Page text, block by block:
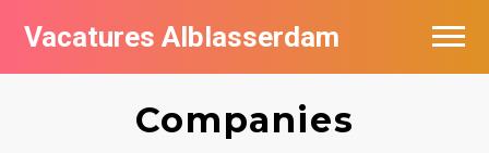
Vacatures Alblasserdam
Companies
Vacatures per bedrijf in Alblasserdam
De populairste vacatures in Alblasserdam